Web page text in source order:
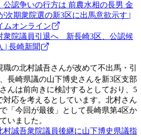
公認争いの行方は 前農水相の長男 金
次期衆院選の新3区に出馬意欲示す |
ムオンライン
衆院議員引退へ 新長崎3区、公認候
| 長崎新聞
職の北村誠吾さんが改めて不出馬・引
長崎県議の山下博史さんを新3区支部
んは前向きに検討するとしており、5
対応を考えるとしています。北村さん
「今回が最後」として長崎県第4区か
いました。
村誠吾衆院議員後継に山下博史県議指